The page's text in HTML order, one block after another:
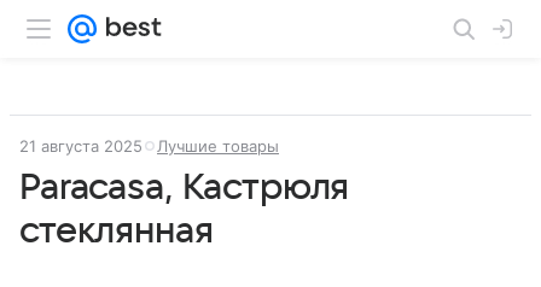
21 августа 2025 Лучшие товары
Paracasa, Кастрюля
стеклянная